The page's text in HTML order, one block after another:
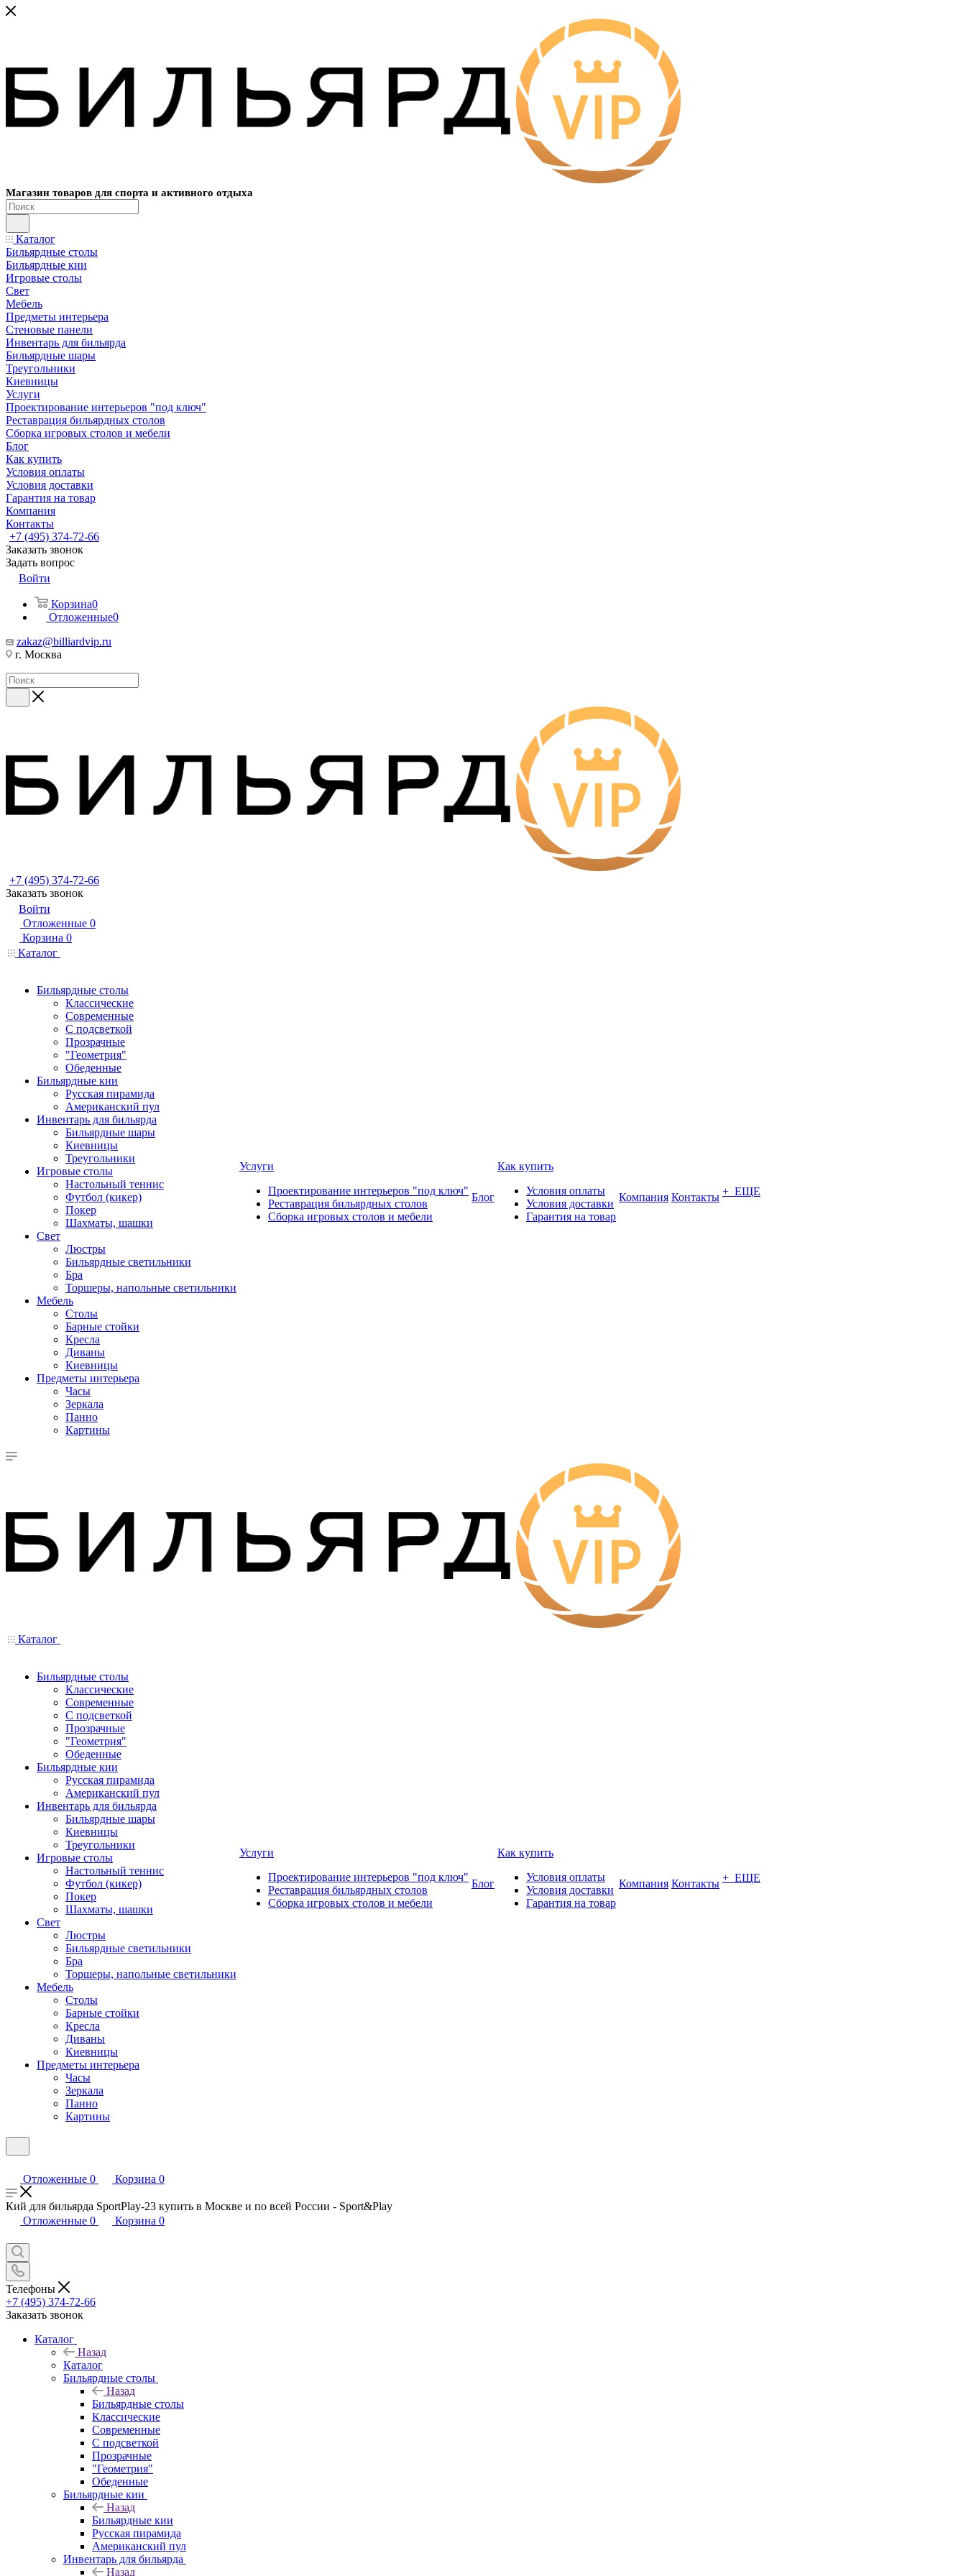
Магазин товаров для спорта и активного отдыха
Каталог
Бильярдные столы
Бильярдные кии
Игровые столы
Свет
Мебель
Предметы интерьера
Стеновые панели
Инвентарь для бильярда
Бильярдные шары
Треугольники
Киевницы
Услуги
Проектирование интерьеров "под ключ"
Реставрация бильярдных столов
Сборка игровых столов и мебели
Блог
Как купить
Условия оплаты
Условия доставки
Гарантия на товар
Компания
Контакты
+7 (495) 374-72-66
Заказать звонок
Задать вопрос
Войти
Корзина0
Отложенные0
zakaz@billiardvip.ru
г. Москва
+7 (495) 374-72-66
Заказать звонок
Войти
Отложенные 0
Корзина 0
Каталог
Бильярдные столы
Классические
Современные
С подсветкой
Прозрачные
"Геометрия"
Обеденные
Бильярдные кии
Русская пирамида
Американский пул
Инвентарь для бильярда
Бильярдные шары
Киевницы
Треугольники
Игровые столы
Настольный теннис
Футбол (кикер)
Покер
Шахматы, шашки
Свет
Люстры
Бильярдные светильники
Бра
Торшеры, напольные светильники
Мебель
Столы
Барные стойки
Кресла
Диваны
Киевницы
Предметы интерьера
Часы
Зеркала
Панно
Картины
Услуги
Проектирование интерьеров "под ключ"
Реставрация бильярдных столов
Сборка игровых столов и мебели
Блог
Как купить
Условия оплаты
Условия доставки
Гарантия на товар
Компания Контакты + ЕЩЕ
Каталог
Бильярдные столы
Классические
Современные
С подсветкой
Прозрачные
"Геометрия"
Обеденные
Бильярдные кии
Русская пирамида
Американский пул
Инвентарь для бильярда
Бильярдные шары
Киевницы
Треугольники
Игровые столы
Настольный теннис
Футбол (кикер)
Покер
Шахматы, шашки
Свет
Люстры
Бильярдные светильники
Бра
Торшеры, напольные светильники
Мебель
Столы
Барные стойки
Кресла
Диваны
Киевницы
Предметы интерьера
Часы
Зеркала
Панно
Картины
Услуги
Проектирование интерьеров "под ключ"
Реставрация бильярдных столов
Сборка игровых столов и мебели
Блог
Как купить
Условия оплаты
Условия доставки
Гарантия на товар
Компания Контакты + ЕЩЕ
Отложенные 0 Корзина 0
Кий для бильярда SportPlay-23 купить в Москве и по всей России - Sport&Play
Отложенные 0 Корзина 0
Телефоны
+7 (495) 374-72-66
Заказать звонок
Каталог
Назад
Каталог
Бильярдные столы
Назад
Бильярдные столы
Классические
Современные
С подсветкой
Прозрачные
"Геометрия"
Обеденные
Бильярдные кии
Назад
Бильярдные кии
Русская пирамида
Американский пул
Инвентарь для бильярда
Назад